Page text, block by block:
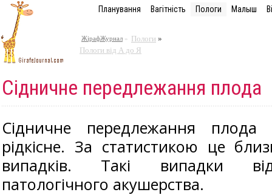
Планування Вагітність Пологи Малыш
ЖірафЖурнал » Пологи »
Пологи від А до Я
Сідничне передлежання плода
Сідничне передлежання
рідкісне. За статистикою це
випадків. Такі випадки
патологічного акушерства.